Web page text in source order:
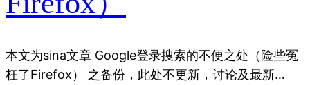
本文为sina文章 Google登录搜索的不便之处（险些冤
枉了Firefox） 之备份，此处不更新，讨论及最新…